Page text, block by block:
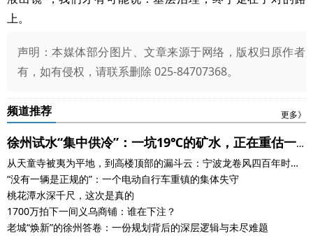
上。
声明：本媒体部分图片、文章来源于网络，版权归原作者
有，如有侵权，请联系删除 025-84707368。
频道推荐 更多》
徐州试水“集中供冷”：一坑19℃的矿水，正在重估一
座城市的身价
从天童寺被夷为平地，到高楼顶部的漏斗云：宁波龙卷风四百年时空
对话
“没有一辆是正规的”：一个电动自行车重镇的集体失守
桃花潭水深千尺，这次是真的
1700万拍下一间义乌商铺：谁在下注？
老城“焕新”的徐州答卷：一份规划背后的深层逻辑与未尽难题